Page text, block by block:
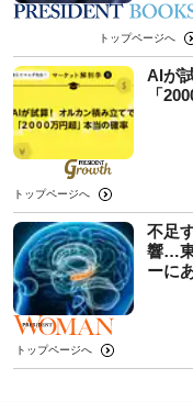
トップページへ
AIが
「
トップページへ
不足
響…
ーに
トップページへ